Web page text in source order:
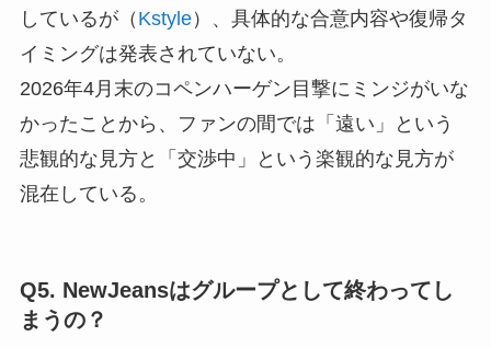
しているが（ Kstyle）、具体的な合意内容や復帰タ
イミングは発表されていない。
2026年4月末のコペンハーゲン目撃にミンジがいな
かったことから、ファンの間では「遠い」という
悲観的な見方と「交渉中」という楽観的な見方が
混在している。
Q5. NewJeansはグループとして終わってし
まうの？